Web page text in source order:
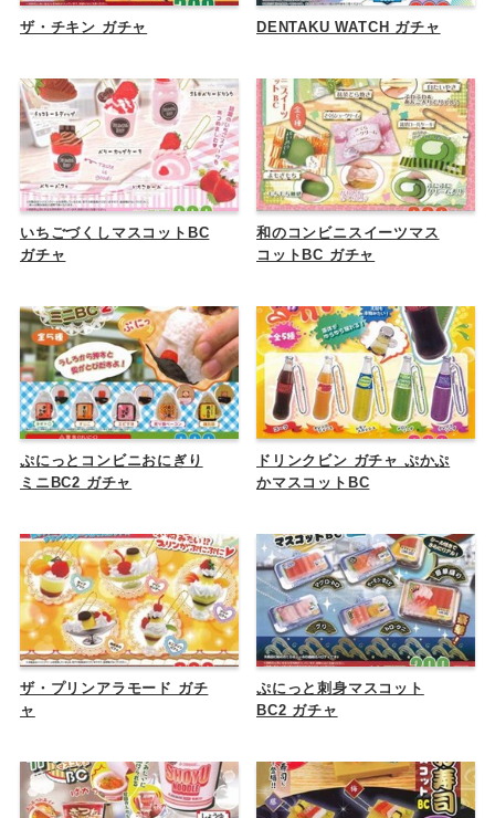
ザ・チキン ガチャ DENTAKU WATCH ガチャ
いちごづくしマスコットBC
ガチャ
和のコンビニスイーツマス
コットBC ガチャ
ぷにっとコンビニおにぎり
ミニBC2 ガチャ
ドリンクビン ガチャ ぷかぷ
かマスコットBC
ザ・プリンアラモード ガチ
ャ
ぷにっと刺身マスコット
BC2 ガチャ